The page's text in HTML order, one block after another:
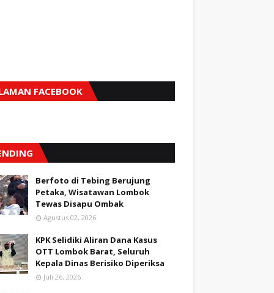
FACEBOOK
Berfoto di Tebing Berujung
Petaka, Wisatawan Lombok
Tewas Disapu Ombak
Agustus 02, 2026
KPK Selidiki Aliran Dana Kasus
OTT Lombok Barat, Seluruh
Kepala Dinas Berisiko Diperiksa
Juli 26, 2026